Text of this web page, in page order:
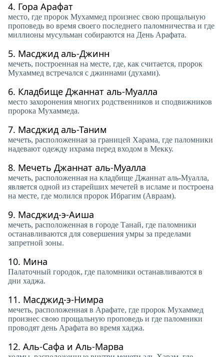
4. Гора Арафат
место, где пророк Мухаммед произнес свою прощальную
проповедь во время своего последнего паломничества и где
миллионы мусульман собираются на День Арафата.
5. Масджид аль-Джинн
мечеть, построенная на месте, где, как считается, пророк
Мухаммед встречался с джиннами (духами).
6. Кладбище Джаннат аль-Муалла
место захоронения многих родственников и сподвижников
пророка Мухаммеда.
7. Масджид аль-Таним
мечеть, расположенная за границей Харама, где паломники
надевают одежду ихрама перед входом в Мекку.
8. Мечеть Джаннат аль-Муалла
мечеть, расположенная на кладбище Джаннат аль-Муалла,
является одной из старейших мечетей в исламе и построена
на месте, где молился пророк Ибрагим (Авраам).
9. Масджид-э-Аиша
мечеть, расположенная в городе Танай, где паломники
останавливаются для совершения умры за пределами
запретной зоны.
10. Мина
Палаточный городок, где паломники останавливаются в
дни хаджа.
11. Масджид-э-Нимра
мечеть, расположенная в Арафате, где пророк Мухаммед
произнес свою прощальную проповедь и где паломники
проводят день Арафата во время хаджа.
12. Аль-Сафа и Аль-Марва